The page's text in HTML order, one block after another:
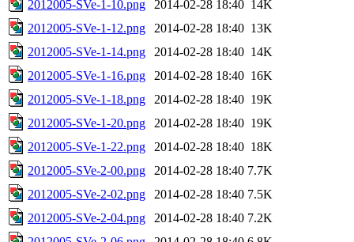
2012005-SVe-1-10.png
2014-02-28 18:40 14K
2012005-SVe-1-12.png
2014-02-28 18:40 13K
2012005-SVe-1-14.png
2014-02-28 18:40 14K
2012005-SVe-1-16.png
2014-02-28 18:40 16K
2012005-SVe-1-18.png
2014-02-28 18:40 19K
2012005-SVe-1-20.png
2014-02-28 18:40 19K
2012005-SVe-1-22.png
2014-02-28 18:40 18K
2012005-SVe-2-00.png
2014-02-28 18:40 7.7K
2012005-SVe-2-02.png
2014-02-28 18:40 7.5K
2012005-SVe-2-04.png
2014-02-28 18:40 7.2K